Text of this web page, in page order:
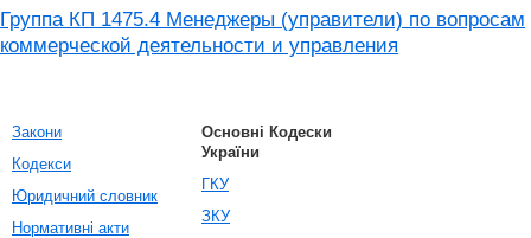
Группа КП 1475.4 Менеджеры (управители) по вопросам
коммерческой деятельности и управления
Закони
Кодекси
Юридичний словник
Нормативні акти
Основні Кодески
України
ГКУ
ЗКУ